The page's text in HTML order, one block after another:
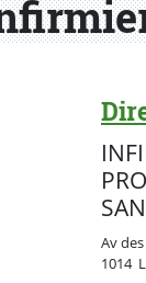
Av
1014